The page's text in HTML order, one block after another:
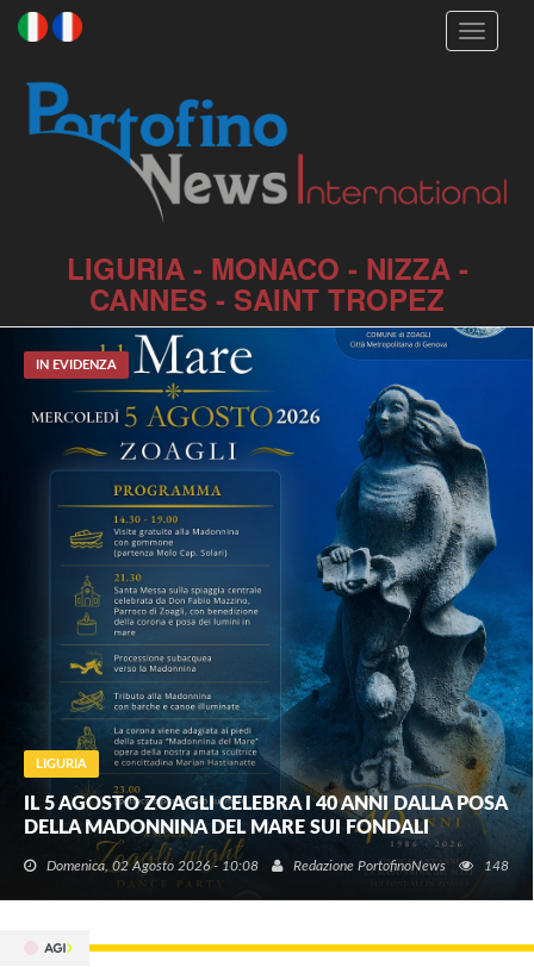
Toggle
LIGURIA - MONACO - NIZZA -
CANNES - SAINT TROPEZ
IN EVIDENZA
LIGURIA
IL 5 AGOSTO ZOAGLI CELEBRA I 40 ANNI DALLA POSA
DELLA MADONNINA DEL MARE SUI FONDALI
Domenica, 02 Agosto 2026 - 10:08 Redazione PortofinoNews 148